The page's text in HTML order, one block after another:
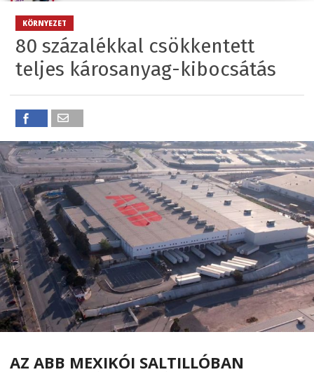
KÖRNYEZET
80 százalékkal csökkentett
teljes károsanyag-kibocsátás
AZ ABB MEXIKÓI SALTILLÓBAN